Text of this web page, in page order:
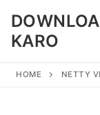
content
KARO
HOME NETTY